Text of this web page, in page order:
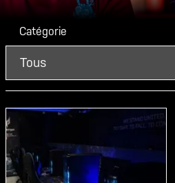
Catégorie